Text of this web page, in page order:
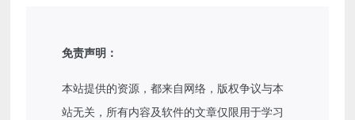
免责声明：
本站提供的资源，都来自网络，版权争议与本
站无关，所有内容及软件的文章仅限用于学习